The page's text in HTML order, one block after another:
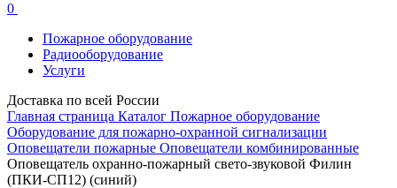
0
Пожарное оборудование
Радиооборудование
Услуги
Доставка по всей России
Главная страница Каталог Пожарное оборудование
Оборудование для пожарно-охранной сигнализации
Оповещатели пожарные Оповещатели комбинированные
Оповещатель охранно-пожарный свето-звуковой Филин
(ПКИ-СП12) (синий)